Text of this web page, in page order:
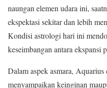
naungan elemen udara ini,
ekspektasi sekitar dan lebih
Kondisi astrologi hari ini
keseimbangan antara ekspansi
Dalam aspek asmara,
menyampaikan keinginan